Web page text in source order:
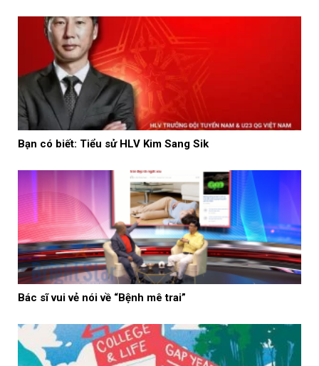
Bạn có biết: Tiểu sử HLV Kim Sang Sik
Bác sĩ vui vẻ nói về “Bệnh mê trai”